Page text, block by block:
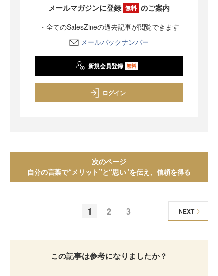
メールマガジンに登録 無料 のご案内
・全てのSalesZineの過去記事が閲覧できます
メールバックナンバー
新規会員登録 無料
ログイン
次のページ
自分の言葉で“メリット”と“思い”を伝え、信頼を得る
1 2 3 NEXT
この記事は参考になりましたか？